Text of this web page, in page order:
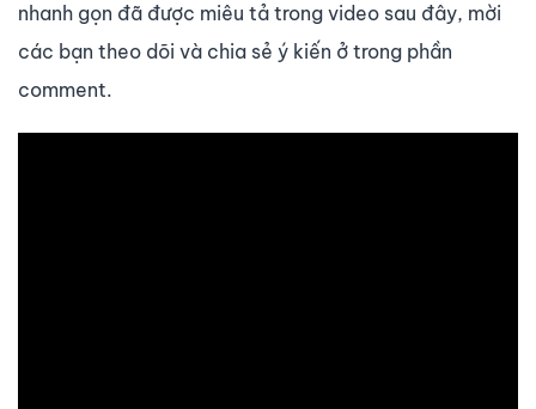
nhanh gọn đã được miêu tả trong video sau đây, mời
các bạn theo dõi và chia sẻ ý kiến ở trong phần
comment.